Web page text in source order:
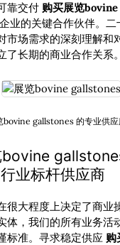
靠交付 购买展览
业的关键合作伙伴。
市场需求的深刻理解和
了长期的商业合作关系。
bovine gallstones 的专业供
bovine
业标杆供应商
很大程度上决定了商业
体，我们的所有业务活
标准。寻求稳定供应 购